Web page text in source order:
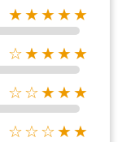
★★★★★
★★★★☆
★★★☆☆
★★☆☆☆